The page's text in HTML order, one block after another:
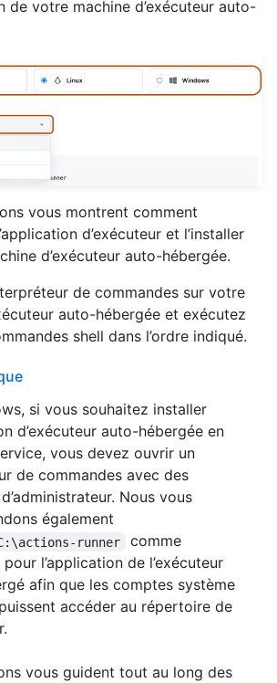
de votre machine d’exécuteur auto-
vous montrent comment
d’exécuteur et l’installer
d’exécuteur auto-hébergée.
de commandes sur votre
auto-hébergée et exécutez
shell dans l’ordre indiqué.
si vous souhaitez installer
d’exécuteur auto-hébergée en
vous devez ouvrir un
de commandes avec des
Nous vous
également
runner
comme
l’application de l’exécuteur
afin que les comptes système
accéder au répertoire de
vous guident tout au long des